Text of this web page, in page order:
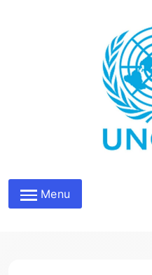
Kiến Thức
Menu